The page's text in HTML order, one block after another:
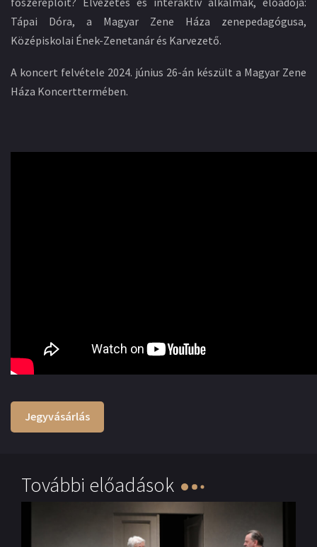
Tápai Dóra, a Magyar Zene Háza zenepedagógusa,
Középiskolai Ének-Zenetanár és Karvezető.
A koncert felvétele 2024. június 26-án készült a Magyar Zene
Háza Koncerttermében.
Jegyvásárlás
További előadások